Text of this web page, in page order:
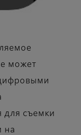
может
для съемки
на